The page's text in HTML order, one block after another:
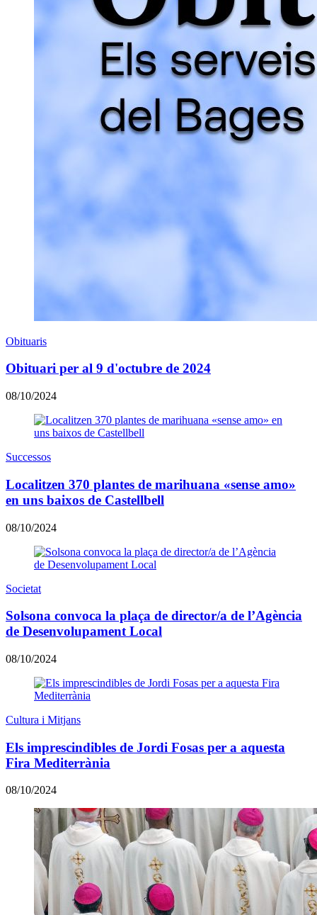
Obituaris
Obituari per al 9 d'octubre de 2024
08/10/2024
Successos
Localitzen 370 plantes de marihuana «sense amo»
en uns baixos de Castellbell
08/10/2024
Societat
Solsona convoca la plaça de director/a de l’Agència
de Desenvolupament Local
08/10/2024
Cultura i Mitjans
Els imprescindibles de Jordi Fosas per a aquesta
Fira Mediterrània
08/10/2024